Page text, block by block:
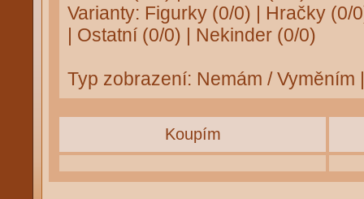
Varianty: Figurky (0/0) | Hračky (0/
| Ostatní (0/0) | Nekinder (0/0)
Typ zobrazení: Nemám / Vyměním
Koupím